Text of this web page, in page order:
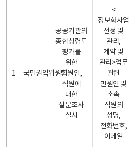
1 국민권익위원회
공공기관의
종합청렴도
평가를
위한
민원인,
직원에
대한
설문조사
실시
<
정보화사업
선정 및
관리,
계약 및
관리>업무
관련
민원인 및
소속
직원의
성명,
전화번호,
이메일